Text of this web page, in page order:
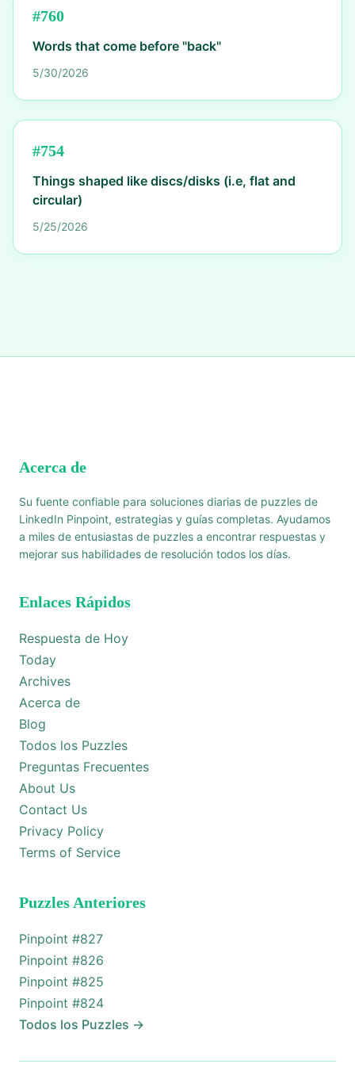
#760
Words that come before "back"
5/30/2026
#754
Things shaped like discs/disks (i.e, flat and
circular)
5/25/2026
Acerca de
Su fuente confiable para soluciones diarias de puzzles de
LinkedIn Pinpoint, estrategias y guías completas. Ayudamos
a miles de entusiastas de puzzles a encontrar respuestas y
mejorar sus habilidades de resolución todos los días.
Enlaces Rápidos
Respuesta de Hoy
Today
Archives
Acerca de
Blog
Todos los Puzzles
Preguntas Frecuentes
About Us
Contact Us
Privacy Policy
Terms of Service
Puzzles Anteriores
Pinpoint #827
Pinpoint #826
Pinpoint #825
Pinpoint #824
Todos los Puzzles →